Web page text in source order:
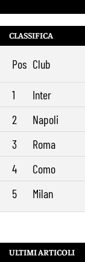
9:32
CLASSIFICA
Pos Club
1 Inter
2
Napoli
3
Roma
4
Como
5
Milan
ULTIMI ARTICOLI